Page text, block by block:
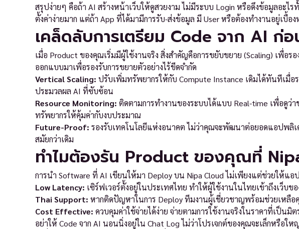
สรุปง่ายๆ คือถ้า AI สร้างหน้าเว็บให้ดูสวยงาม ไม่มีระบบ Login หรือดึงข้อมูลอะไ
ตั้งค่าง่ายมาก แต่ถ้า App ที่ได้มามีการรับ-ส่งข้อมูล มี User หรือต้องทำงานอยู่เบื้อ
เคล็ดลับการเตรียม Code จาก AI ก่
เมื่อ Product ของคุณเริ่มมีผู้ใช้งานจริง สิ่งสำคัญคือการขยับขยาย (Scaling) เพื่อรอ
ออกแบบมาเพื่อรองรับการขยายตัวอย่างไร้ขีดจำกัด
Vertical Scaling: ปรับเพิ่มทรัพยากรให้กับ Compute Instance เดิมได้ทันทีเมื่
ประมวลผล AI ที่ซับซ้อน
Resource Monitoring: ติดตามการทำงานของระบบได้แบบ Real-time เพื่อดู
ทรัพยากรให้คุ้มค่ากับงบประมาณ
Future-Proof: รองรับเทคโนโลยีแห่งอนาคต ไม่ว่าคุณจะพัฒนาต่อยอดแอปพลิเ
สมัยกว่าเดิม
ทำไมต้องรัน Product ของคุณที่
การนำ Software ที่ AI เขียนให้มา Deploy บน Nipa Cloud ไม่เพียงแต่ช่วยให้
Low Latency: เซิร์ฟเวอร์ตั้งอยู่ในประเทศไทย ทำให้ผู้ใช้งานในไทยเข้าถึงเว็บ
Thai Support: หากติดปัญหาในการ Deploy ทีมงานผู้เชี่ยวชาญพร้อมช่วยเหลื
Cost Effective: ควบคุมค่าใช้จ่ายได้ง่าย จ่ายตามการใช้งานจริงในราคาที่เป็นมิ
อย่าให้ Code จาก AI นอนนิ่งอยู่ใน Chat Log ไม่ว่าโปรเจกต์ของคุณจะเล็กหรือให